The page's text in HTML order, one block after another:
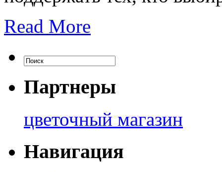
Read More
Партнеры
цветочный магазин
Навигация